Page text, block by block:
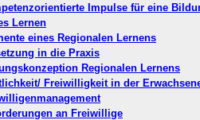
Impulse für eine
Lernen
eines Regionalen Lernens
in die Praxis
Regionalen Lernens
Freiwilligkeit in der
an Freiwillige